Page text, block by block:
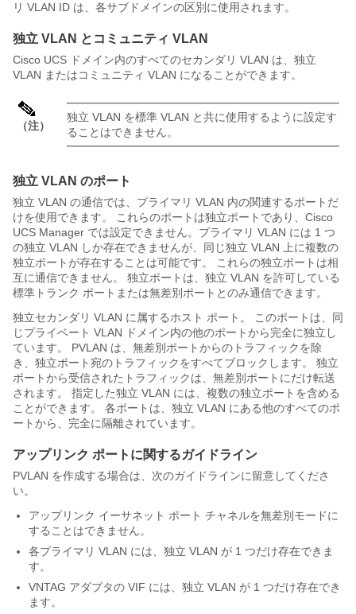
リ VLAN ID は、各サブドメインの区別に使用されます。
独立 VLAN とコミュニティ VLAN
Cisco UCS ドメイン内のすべてのセカンダリ VLAN は、独立
VLAN またはコミュニティ VLAN になることができます。
（注）
独立 VLAN を標準 VLAN と共に使用するように設定す
ることはできません。
独立 VLAN のポート
独立 VLAN の通信では、プライマリ VLAN 内の関連するポートだ
けを使用できます。 これらのポートは独立ポートであり、 Cisco
UCS Manager では設定できません。プライマリ VLAN には 1 つ
の独立 VLAN しか存在できませんが、同じ独立 VLAN 上に複数の
独立ポートが存在することは可能です。 これらの独立ポートは相
互に通信できません。 独立ポートは、独立 VLAN を許可している
標準トランク ポートまたは無差別ポートとのみ通信できます。
独立セカンダリ VLAN に属するホスト ポート。 このポートは、同
じプライベート VLAN ドメイン内の他のポートから完全に独立し
ています。 PVLAN は、無差別ポートからのトラフィックを除
き、独立ポート宛のトラフィックをすべてブロックします。 独立
ポートから受信されたトラフィックは、無差別ポートにだけ転送
されます。 指定した独立 VLAN には、複数の独立ポートを含める
ことができます。 各ポートは、独立 VLAN にある他のすべてのポ
ートから、完全に隔離されています。
アップリンク ポートに関するガイドライン
PVLAN を作成する場合は、次のガイドラインに留意してくださ
い。
アップリンク イーサネット ポート チャネルを無差別モードに
することはできません。
各プライマリ VLAN には、独立 VLAN が 1 つだけ存在できま
す。
VNTAG アダプタの VIF には、独立 VLAN が 1 つだけ存在でき
ます。